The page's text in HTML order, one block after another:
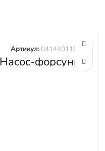
Насос-форсунка
0414401105
Артикул:0414401105